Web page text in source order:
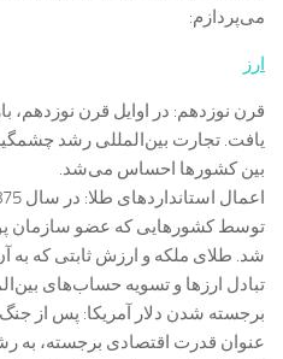
می‌پردازم:
ارز
قرن نوزدهم: در اوایل قرن نوزدهم،
یافت. تجارت بین‌المللی رشد
بین کشورها احساس می‌شد.
توسط کشورهایی که عضو سازمان
شد. طلای ملکه و ارزش ثابتی که به
تبادل ارزها و تسویه حساب‌های
برجسته شدن دلار آمریکا: پس از جنگ
عنوان قدرت اقتصادی برجسته، به